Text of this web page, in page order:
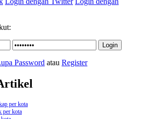
Password atau Register
per kota
per kota